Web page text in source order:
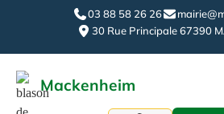
03 88 58 26 26
30 Rue Principale 67390
Mackenheim